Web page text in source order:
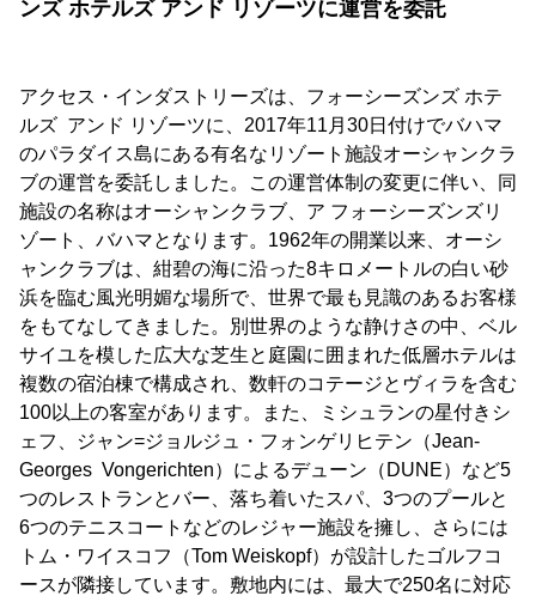
ンズ ホテルズ アンド リゾーツに運営を委託
アクセス・インダストリーズは、フォーシーズンズ ホテ
ルズ アンド リゾーツに、2017年11月30日付けでバハマ
のパラダイス島にある有名なリゾート施設オーシャンクラ
ブの運営を委託しました。この運営体制の変更に伴い、同
施設の名称はオーシャンクラブ、ア フォーシーズンズリ
ゾート、バハマとなります。1962年の開業以来、オーシ
ャンクラブは、紺碧の海に沿った8キロメートルの白い砂
浜を臨む風光明媚な場所で、世界で最も見識のあるお客様
をもてなしてきました。別世界のような静けさの中、ベル
サイユを模した広大な芝生と庭園に囲まれた低層ホテルは
複数の宿泊棟で構成され、数軒のコテージとヴィラを含む
100以上の客室があります。また、ミシュランの星付きシ
ェフ、ジャン=ジョルジュ・フォンゲリヒテン（Jean-
Georges Vongerichten）によるデューン（DUNE）など5
つのレストランとバー、落ち着いたスパ、3つのプールと
6つのテニスコートなどのレジャー施設を擁し、さらには
トム・ワイスコフ（Tom Weiskopf）が設計したゴルフコ
ースが隣接しています。敷地内には、最大で250名に対応